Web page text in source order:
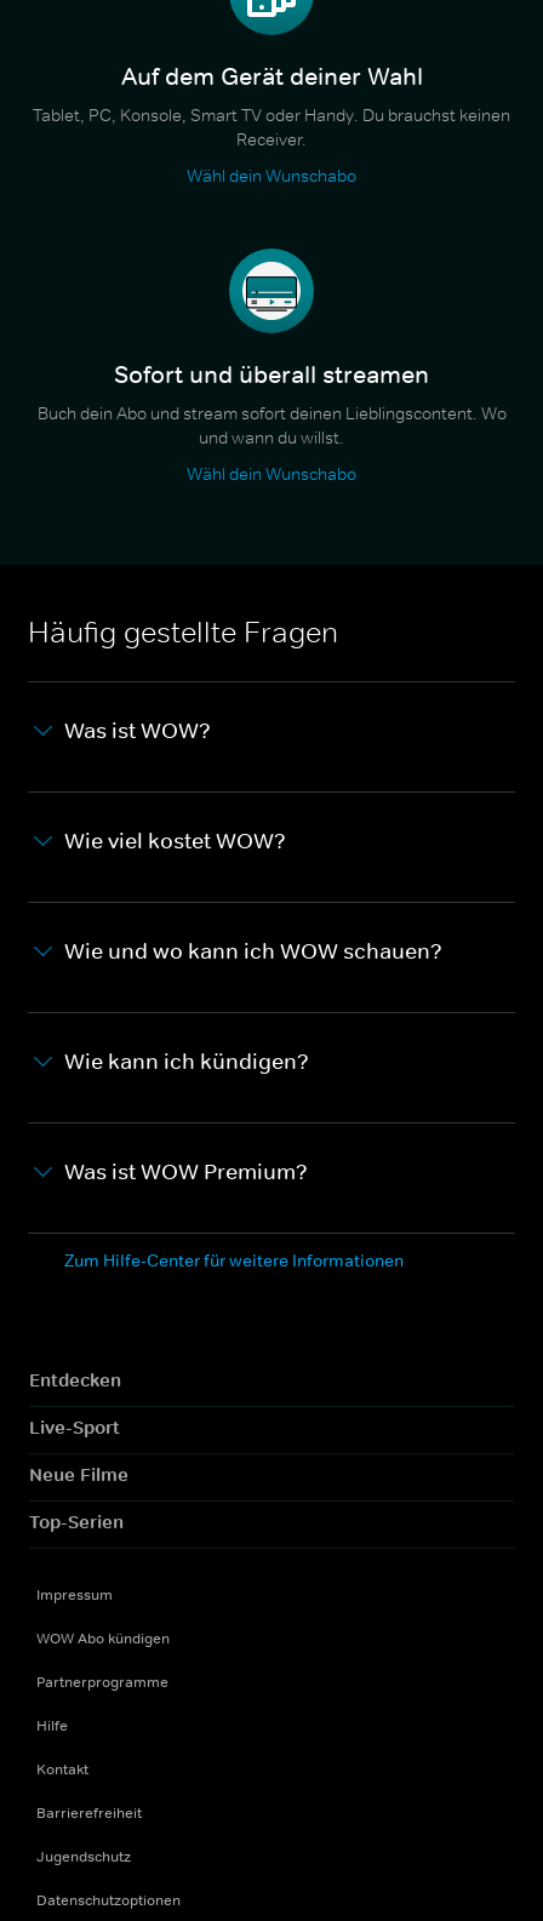
Auf dem Gerät deiner Wahl
Tablet, PC, Konsole, Smart TV oder Handy. Du brauchst keinen
Receiver.
Wähl dein Wunschabo
Sofort und überall streamen
Buch dein Abo und stream sofort deinen Lieblingscontent. Wo
und wann du willst.
Wähl dein Wunschabo
Häufig gestellte Fragen
Was ist WOW?
Wie viel kostet WOW?
Wie und wo kann ich WOW schauen?
Wie kann ich kündigen?
Was ist WOW Premium?
Zum Hilfe-Center für weitere Informationen
Entdecken
Live-Sport
Neue Filme
Top-Serien
Impressum
WOW Abo kündigen
Partnerprogramme
Hilfe
Kontakt
Barrierefreiheit
Jugendschutz
Datenschutzoptionen